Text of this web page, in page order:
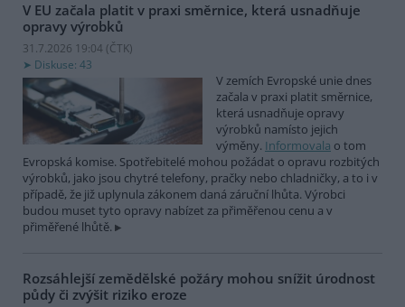
V EU začala platit v praxi směrnice, která usnadňuje
opravy výrobků
31.7.2026 19:04 (ČTK)
Diskuse: 43
V zemích Evropské unie dnes
začala v praxi platit směrnice,
která usnadňuje opravy
výrobků namísto jejich
výměny. Informovala o tom
Evropská komise. Spotřebitelé mohou požádat o opravu rozbitých
výrobků, jako jsou chytré telefony, pračky nebo chladničky, a to i v
případě, že již uplynula zákonem daná záruční lhůta. Výrobci
budou muset tyto opravy nabízet za přiměřenou cenu a v
přiměřené lhůtě.
Rozsáhlejší zemědělské požáry mohou snížit úrodnost
půdy či zvýšit riziko eroze